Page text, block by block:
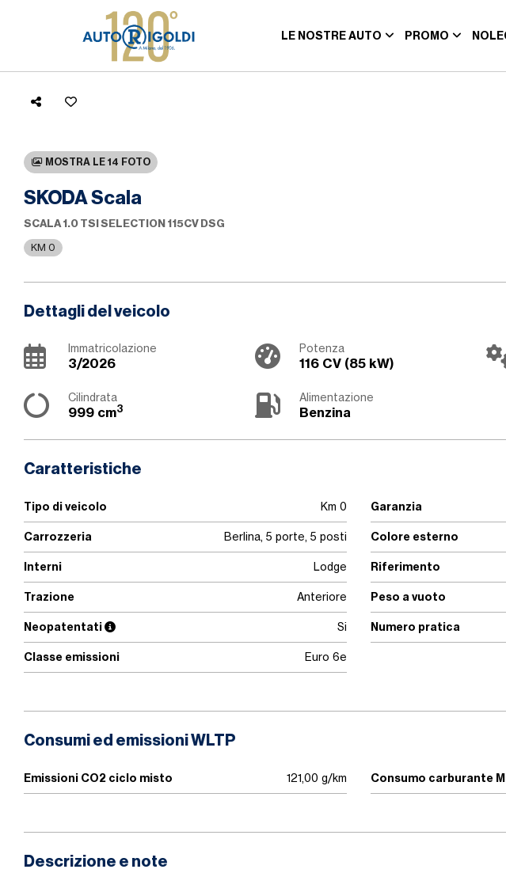
LE NOSTRE AUTO PROMO
MOSTRA LE 14 FOTO
SKODA Scala
SCALA 1.0 TSI SELECTION 115CV DSG
KM 0
Dettagli del veicolo
Immatricolazione
3/2026
Potenza
116 CV (85 kW)
Cilindrata
999 cm3
Alimentazione
Benzina
Caratteristiche
Tipo di veicolo Km 0 Garanzia
Carrozzeria Berlina, 5 porte, 5 posti Colore esterno
Interni Lodge Riferimento
Trazione Anteriore Peso a vuoto
Neopatentati Si Numero pratica
Classe emissioni Euro 6e
Consumi ed emissioni WLTP
Emissioni CO2 ciclo misto 121,00 g/km Consumo carburante
Descrizione e note